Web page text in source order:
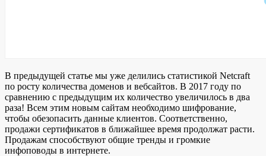
В предыдущей статье мы уже делились статистикой Netcraft
по росту количества доменов и вебсайтов. В 2017 году по
сравнению с предыдущим их количество увеличилось в два
раза! Всем этим новым сайтам необходимо шифрование,
чтобы обезопасить данные клиентов. Соответственно,
продажи сертификатов в ближайшее время продолжат расти.
Продажам способствуют общие тренды и громкие
инфоповоды в интернете.